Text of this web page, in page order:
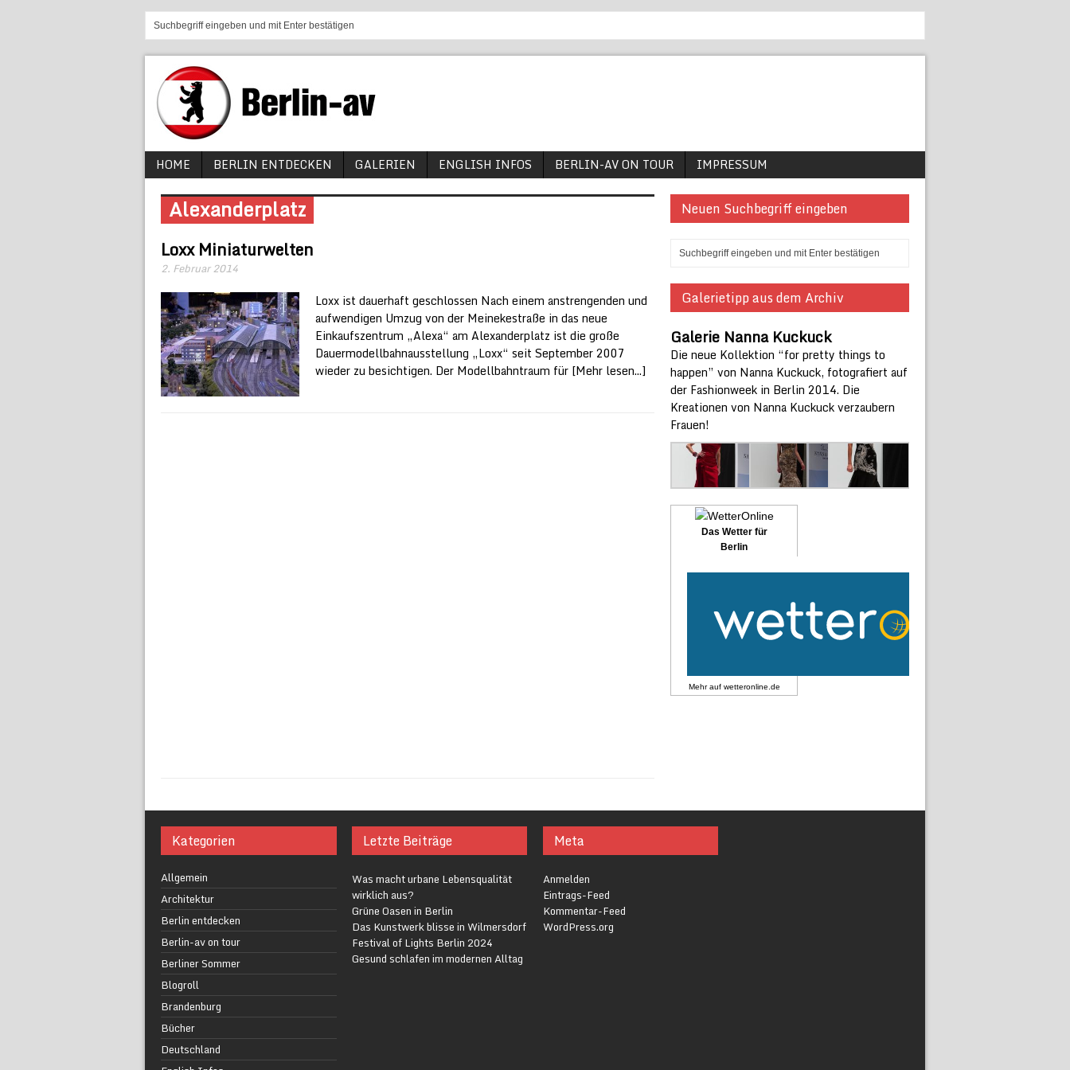
HOME BERLIN ENTDECKEN GALERIEN ENGLISH INFOS BERLIN-AV ON TOUR IMPRESSUM
Alexanderplatz
Loxx Miniaturwelten
2. Februar 2014
Loxx ist dauerhaft geschlossen Nach einem anstrengenden und
aufwendigen Umzug von der Meinekestraße in das neue
Einkaufszentrum „Alexa“ am Alexanderplatz ist die große
Dauermodellbahnausstellung „Loxx“ seit September 2007
wieder zu besichtigen. Der Modellbahntraum für [Mehr lesen...]
Neuen Suchbegriff eingeben
Galerietipp aus dem Archiv
Galerie Nanna Kuckuck
Die neue Kollektion “for pretty things to
happen” von Nanna Kuckuck, fotografiert auf
der Fashionweek in Berlin 2014. Die
Kreationen von Nanna Kuckuck verzaubern
Frauen!
Das Wetter für
Berlin
Mehr auf wetteronline.de
Kategorien
Allgemein
Architektur
Berlin entdecken
Berlin-av on tour
Berliner Sommer
Blogroll
Brandenburg
Bücher
Deutschland
Letzte Beiträge
Was macht urbane Lebensqualität
wirklich aus?
Grüne Oasen in Berlin
Das Kunstwerk blisse in Wilmersdorf
Festival of Lights Berlin 2024
Gesund schlafen im modernen Alltag
Meta
Anmelden
Eintrags-Feed
Kommentar-Feed
WordPress.org